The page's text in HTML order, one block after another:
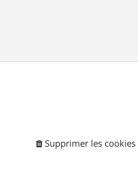
Supprimer les cookies